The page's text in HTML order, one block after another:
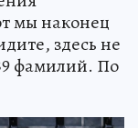
мы наконец
здесь не
фамилий. По